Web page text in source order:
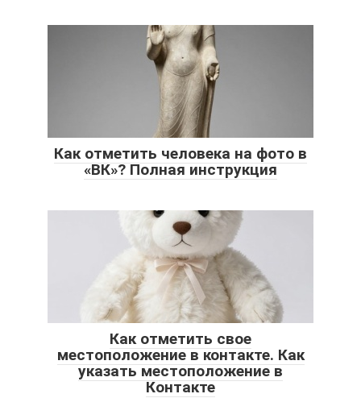
Как отметить человека на фото в
«ВК»? Полная инструкция
Как отметить свое
местоположение в контакте. Как
указать местоположение в
Контакте